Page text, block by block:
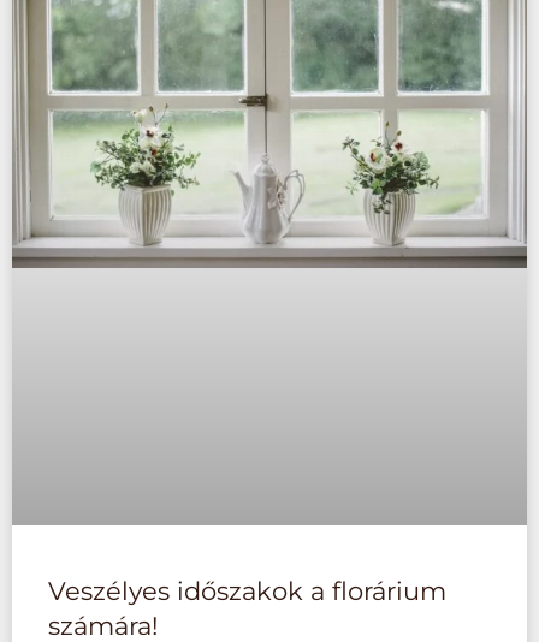
Veszélyes időszakok a florárium
számára!